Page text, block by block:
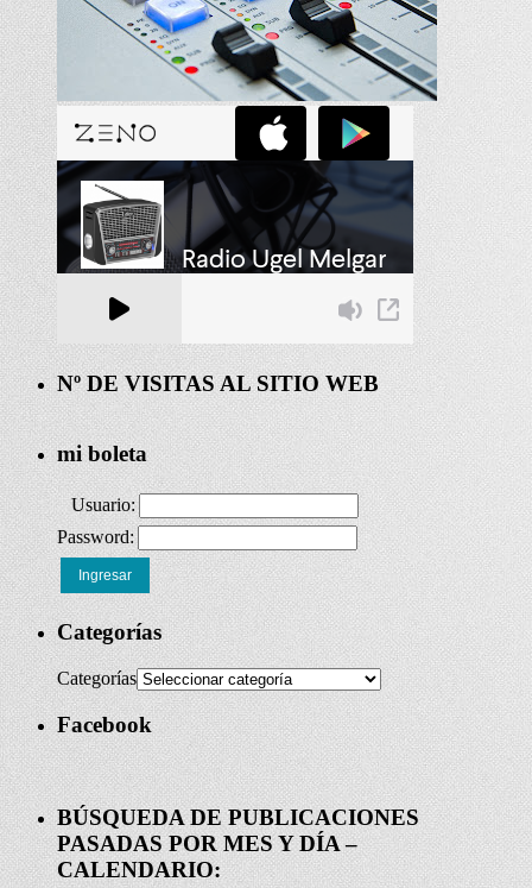
Nº DE VISITAS AL SITIO WEB
mi boleta
Usuario:
Password:
Ingresar
Categorías
Categorías
Facebook
BÚSQUEDA DE PUBLICACIONES
PASADAS POR MES Y DÍA –
CALENDARIO: